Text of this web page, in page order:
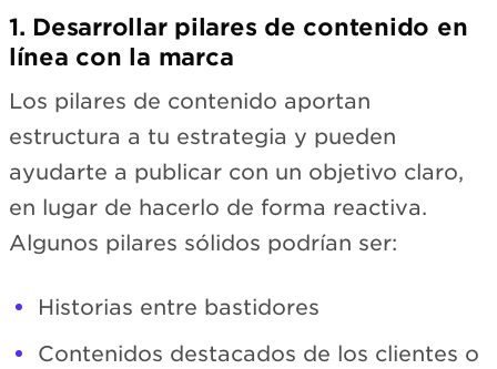
1. Desarrollar pilares de contenido en
línea con la marca
Los pilares de contenido aportan
estructura a tu estrategia y pueden
ayudarte a publicar con un objetivo claro,
en lugar de hacerlo de forma reactiva.
Algunos pilares sólidos podrían ser:
Historias entre bastidores
Contenidos destacados de los clientes o